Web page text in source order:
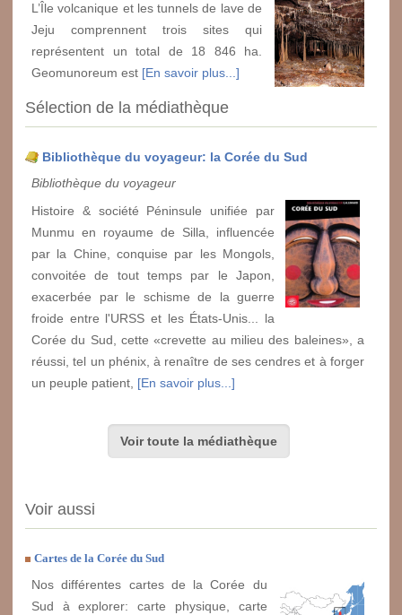
L’Île volcanique et les tunnels de lave de
Jeju comprennent trois sites qui
représentent un total de 18 846 ha.
Geomunoreum est [En savoir plus...]
Sélection de la médiathèque
Bibliothèque du voyageur: la Corée du Sud
Bibliothèque du voyageur
Histoire & société Péninsule unifiée par
Munmu en royaume de Silla, influencée
par la Chine, conquise par les Mongols,
convoitée de tout temps par le Japon,
exacerbée par le schisme de la guerre
froide entre l'URSS et les États-Unis... la
Corée du Sud, cette «crevette au milieu des baleines», a
réussi, tel un phénix, à renaître de ses cendres et à forger
un peuple patient, [En savoir plus...]
Voir toute la médiathèque
Voir aussi
Cartes de la Corée du Sud
Nos différentes cartes de la Corée du
Sud à explorer: carte physique, carte